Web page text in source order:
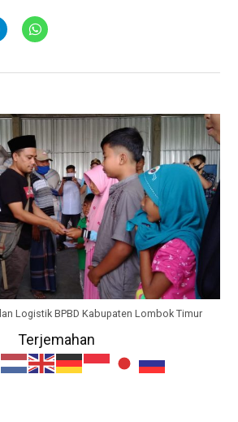
Logistik BPBD Kabupaten Lombok Timur
Terjemahan